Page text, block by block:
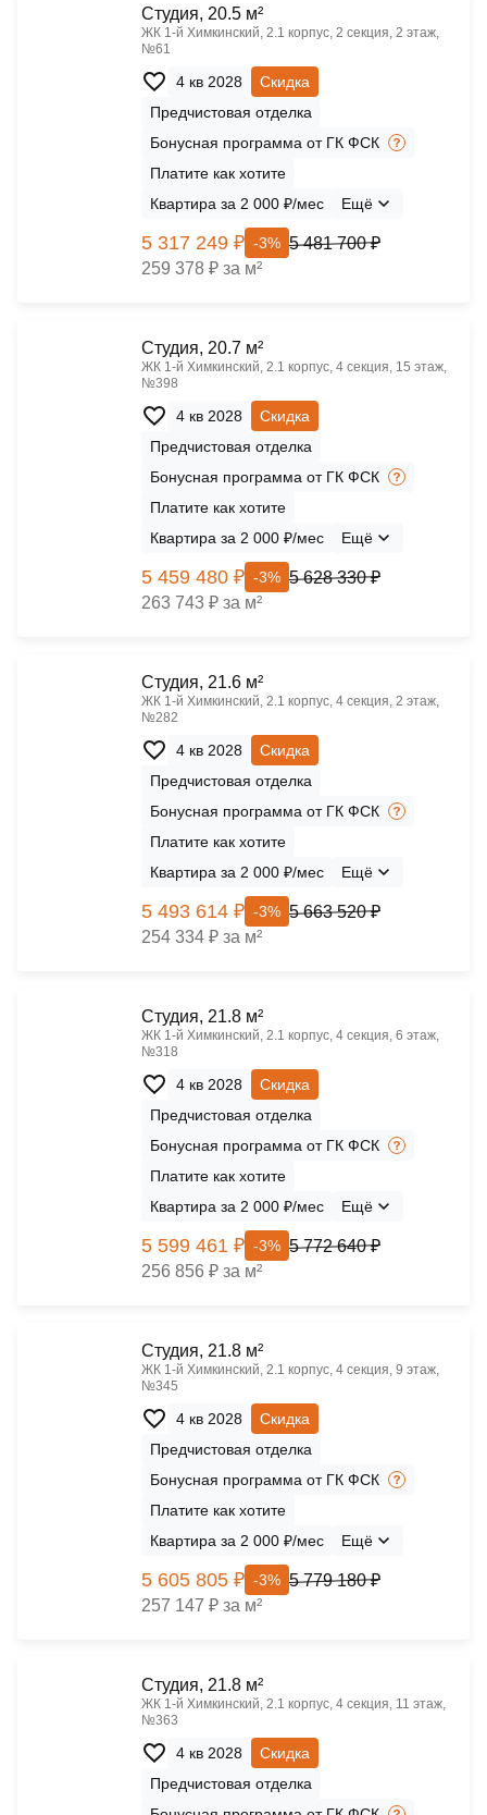
Cтудия, 20.5 м²
ЖК 1‑й Химкинский, 2.1 корпус, 2 секция, 2 этаж,
№61
4 кв 2028
Скидка
Предчистовая отделка
Бонусная программа от ГК ФСК
Платите как хотите
Квартира за 2 000 ₽/мес
Ещё
5 317 249 ₽ -3% 5 481 700 ₽
259 378 ₽ за м²
Cтудия, 20.7 м²
ЖК 1‑й Химкинский, 2.1 корпус, 4 секция, 15 этаж,
№398
4 кв 2028
Скидка
Предчистовая отделка
Бонусная программа от ГК ФСК
Платите как хотите
Квартира за 2 000 ₽/мес
Ещё
5 459 480 ₽ -3% 5 628 330 ₽
263 743 ₽ за м²
Cтудия, 21.6 м²
ЖК 1‑й Химкинский, 2.1 корпус, 4 секция, 2 этаж,
№282
4 кв 2028
Скидка
Предчистовая отделка
Бонусная программа от ГК ФСК
Платите как хотите
Квартира за 2 000 ₽/мес
Ещё
5 493 614 ₽ -3% 5 663 520 ₽
254 334 ₽ за м²
Cтудия, 21.8 м²
ЖК 1‑й Химкинский, 2.1 корпус, 4 секция, 6 этаж,
№318
4 кв 2028
Скидка
Предчистовая отделка
Бонусная программа от ГК ФСК
Платите как хотите
Квартира за 2 000 ₽/мес
Ещё
5 599 461 ₽ -3% 5 772 640 ₽
256 856 ₽ за м²
Cтудия, 21.8 м²
ЖК 1‑й Химкинский, 2.1 корпус, 4 секция, 9 этаж,
№345
4 кв 2028
Скидка
Предчистовая отделка
Бонусная программа от ГК ФСК
Платите как хотите
Квартира за 2 000 ₽/мес
Ещё
5 605 805 ₽ -3% 5 779 180 ₽
257 147 ₽ за м²
Cтудия, 21.8 м²
ЖК 1‑й Химкинский, 2.1 корпус, 4 секция, 11 этаж,
№363
4 кв 2028
Скидка
Предчистовая отделка